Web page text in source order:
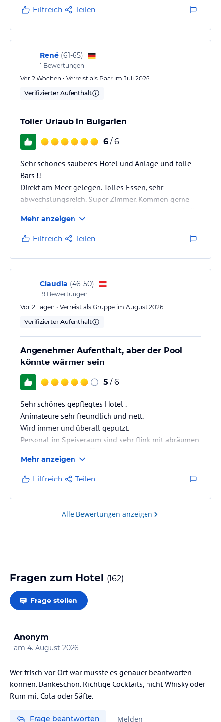
lauwarm angeboten. Das ist hier nicht der Fall.
Das Einzige, was ich bemängeln muss, sind die vielen
Plastik Becher, die außerhalb des Restaurants benutzt
werden. Nicht einmal der Kaffee an der Poolbar wird
anders bereit…
Hilfreich Teilen
René (61-65)
1 Bewertungen
Vor 2 Wochen • Verreist als Paar im Juli 2026
Verifizierter Aufenthalt
Toller Urlaub in Bulgarien
6 / 6
Sehr schönes sauberes Hotel und Anlage und tolle
Bars !!
Direkt am Meer gelegen. Tolles Essen, sehr
abwechslungsreich. Super Zimmer. Kommen gerne
Poolliegen nicht ausreichend waren, sie wurden
schon , trotz verboten, zu ca ab 6.00h mit
Handtüchern belegt, sonst bekam man ab 7.30h
keine mehr.
Also blieb uns nichts anderes übrig, als das auch zu
tun. Ausschlafen ging also nicht 🥲Liegen am Strand
ausreichend!!
Aber trotzdem sehr schöne Tage dort!!!!!!👍👍👍👍👍
Mehr anzeigen
Hilfreich Teilen
Claudia (46-50)
19 Bewertungen
Vor 2 Tagen • Verreist als Gruppe im August 2026
Verifizierter Aufenthalt
Angenehmer Aufenthalt, aber der Pool
könnte wärmer sein
5 / 6
Sehr schönes gepflegtes Hotel .
Animateure sehr freundlich und nett.
Wird immer und überall geputzt.
Personal im Speiseraum sind sehr flink mit abräumen
würde ihnen auch nicht schaden.
Mehr anzeigen
Hilfreich Teilen
Alle Bewertungen anzeigen
Fragen zum Hotel (162)
Frage stellen
Anonym
am 4. August 2026
Wer frisch vor Ort war müsste es genauer beantworten
können. Dankeschön. Richtige Cocktails, nicht Whisky oder
Rum mit Cola oder Säfte.
Frage beantworten Melden